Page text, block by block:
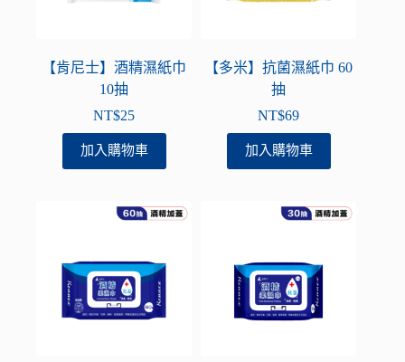
【肯尼士】酒精濕紙巾
10抽
NT$25
加入購物車
【多米】抗菌濕紙巾 60
抽
NT$69
加入購物車